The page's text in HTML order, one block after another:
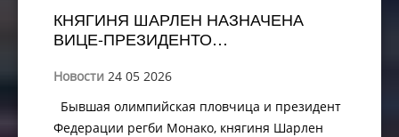
КНЯГИНЯ ШАРЛЕН НАЗНАЧЕНА
ВИЦЕ-ПРЕЗИДЕНТО…
Новости 24 05 2026
Бывшая олимпийская пловчица и президент
Федерации регби Монако, княгиня Шарлен